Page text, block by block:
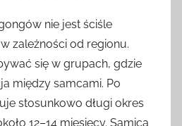
nie jest ściśle
zależności od regionu.
się w grupach, gdzie
między samcami. Po
stosunkowo długi okres
12–14 miesięcy. Samica